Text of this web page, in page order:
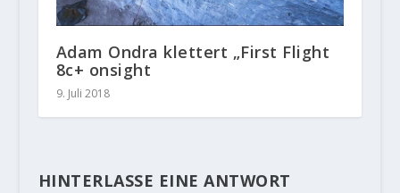
Adam Ondra klettert „First Flight
8c+ onsight
9. Juli 2018
HINTERLASSE EINE ANTWORT